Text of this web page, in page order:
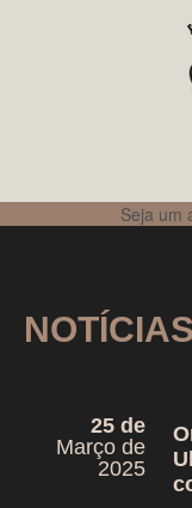
Seja um
NOTÍCIAS
25 de
Março de
2025